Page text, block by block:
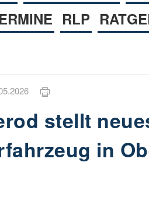
RLP
stellt
in